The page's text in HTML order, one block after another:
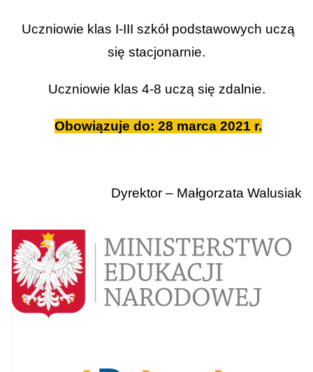
Uczniowie klas I-III szkół podstawowych uczą
się stacjonarnie.
Uczniowie klas 4-8 uczą się zdalnie.
Obowiązuje do: 28 marca 2021 r.
Dyrektor – Małgorzata Walusiak